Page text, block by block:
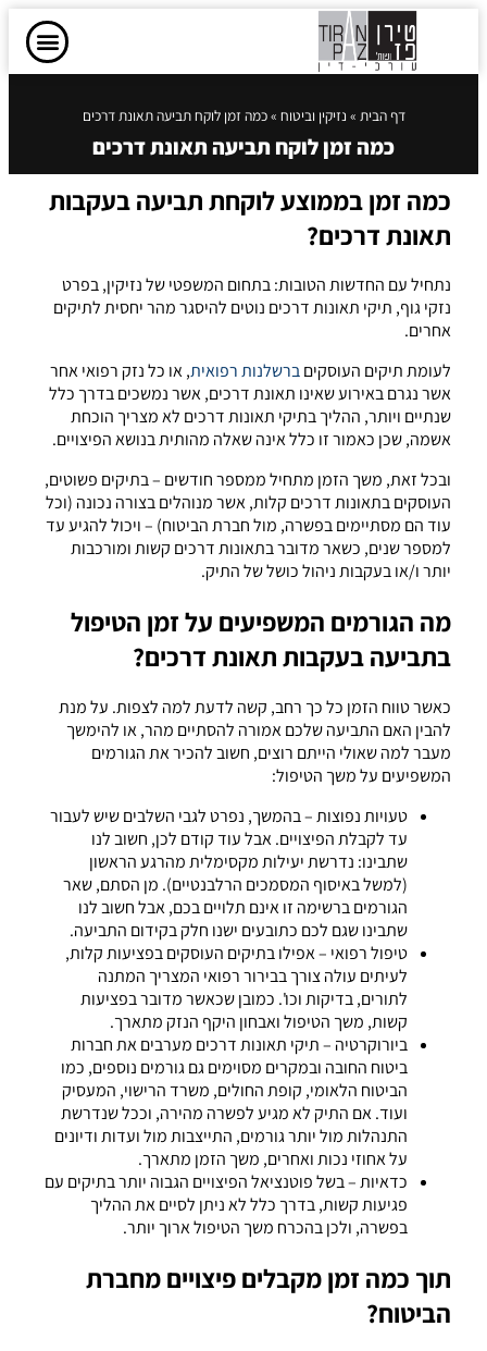
דף הבית » נזיקין וביטוח »כמה זמן לוקח תביעה תאונת דרכים
כמה זמן לוקח תביעה תאונת דרכים
כמה זמן בממוצע לוקחת תביעה בעקבות
תאונת דרכים?
נתחיל עם החדשות הטובות: בתחום המשפטי של נזיקין, בפרט
נזקי גוף, תיקי תאונות דרכים נוטים להיסגר מהר יחסית לתיקים
אחרים.
לעומת תיקים העוסקיםברשלנות רפואית, או כל נזק רפואי אחר
אשר נגרם באירוע שאינו תאונת דרכים, אשר נמשכים בדרך כלל
שנתיים ויותר, ההליך בתיקי תאונות דרכים לא מצריך הוכחת
אשמה, שכן כאמור זו כלל אינה שאלה מהותית בנושא הפיצויים.
ובכל זאת, משך הזמן מתחיל ממספר חודשים – בתיקים פשוטים,
העוסקים בתאונות דרכים קלות, אשר מנוהלים בצורה נכונה (וכל
עוד הם מסתיימים בפשרה, מול חברת הביטוח) – ויכול להגיע עד
למספר שנים, כשאר מדובר בתאונות דרכים קשות ומורכבות
יותר ו/או בעקבות ניהול כושל של התיק.
מה הגורמים המשפיעים על זמן הטיפול
בתביעה בעקבות תאונת דרכים?
כאשר טווח הזמן כל כך רחב, קשה לדעת למה לצפות. על מנת
להבין האם התביעה שלכם אמורה להסתיים מהר, או להימשך
מעבר למה שאולי הייתם רוצים, חשוב להכיר את הגורמים
המשפיעים על משך הטיפול:
טעויות נפוצות – בהמשך, נפרט לגבי השלבים שיש לעבור
עד לקבלת הפיצויים. אבל עוד קודם לכן, חשוב לנו
שתבינו: נדרשת יעילות מקסימלית מהרגע הראשון
(למשל באיסוף המסמכים הרלבנטיים). מן הסתם, שאר
הגורמים ברשימה זו אינם תלויים בכם, אבל חשוב לנו
שתבינו שגם לכם כתובעים ישנו חלק בקידום התביעה.
טיפול רפואי – אפילו בתיקים העוסקים בפציעות קלות,
לעיתים עולה צורך בבירור רפואי המצריך המתנה
לתורים, בדיקות וכו'. כמובן שכאשר מדובר בפציעות
קשות, משך הטיפול ואבחון היקף הנזק מתארך.
ביורוקרטיה – תיקי תאונות דרכים מערבים את חברות
ביטוח החובה ובמקרים מסוימים גם גורמים נוספים, כמו
הביטוח הלאומי, קופת החולים, משרד הרישוי, המעסיק
ועוד. אם התיק לא מגיע לפשרה מהירה, וככל שנדרשת
התנהלות מול יותר גורמים, התייצבות מול ועדות ודיונים
על אחוזי נכות ואחרים, משך הזמן מתארך.
כדאיות – בשל פוטנציאל הפיצויים הגבוה יותר בתיקים עם
פגיעות קשות, בדרך כלל לא ניתן לסיים את ההליך
בפשרה, ולכן בהכרח משך הטיפול ארוך יותר.
תוך כמה זמן מקבלים פיצויים מחברת
הביטוח?